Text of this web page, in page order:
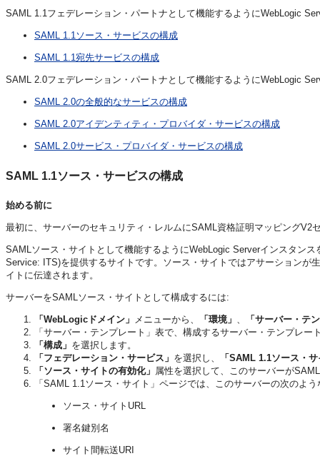
SAML 1.1フェデレーション・パートナとして機能するようにWebLogic
SAML 1.1ソース・サービスの構成
SAML 1.1宛先サービスの構成
SAML 2.0フェデレーション・パートナとして機能するようにWebLogic
SAML 2.0の全般的なサービスの構成
SAML 2.0アイデンティティ・プロバイダ・サービスの構成
SAML 2.0サービス・プロバイダ・サービスの構成
SAML 1.1ソース・サービスの構成
始める前に
最初に、サーバーのセキュリティ・レルムにSAML資格証明マッピングV2
SAMLソース・サイトとして機能するようにWebLogic Serverインスタン
Service: ITS)を提供するサイトです。ソース・サイトではアサーションが
イトに伝達されます。
サーバーをSAMLソース・サイトとして構成するには:
「WebLogicドメイン」 メニューから、 「環境」 、
「サーバー・テ
「サーバー・テンプレート」表で、構成するサーバー・テンプレー
「構成」 を選択します。
「フェデレーション・サービス」 を選択し、
「SAML 1.1ソース・
「ソース・サイトの有効化」 属性を選択して、このサーバーが
「SAML 1.1ソース・サイト」ページでは、このサーバーの次のよ
ソース・サイトURL
署名鍵別名
サイト間転送URI